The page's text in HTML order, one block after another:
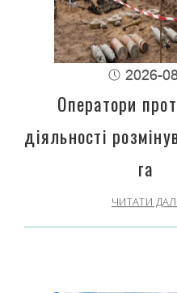
2026-
Оператори
діяльності
га
ЧИТАТИ